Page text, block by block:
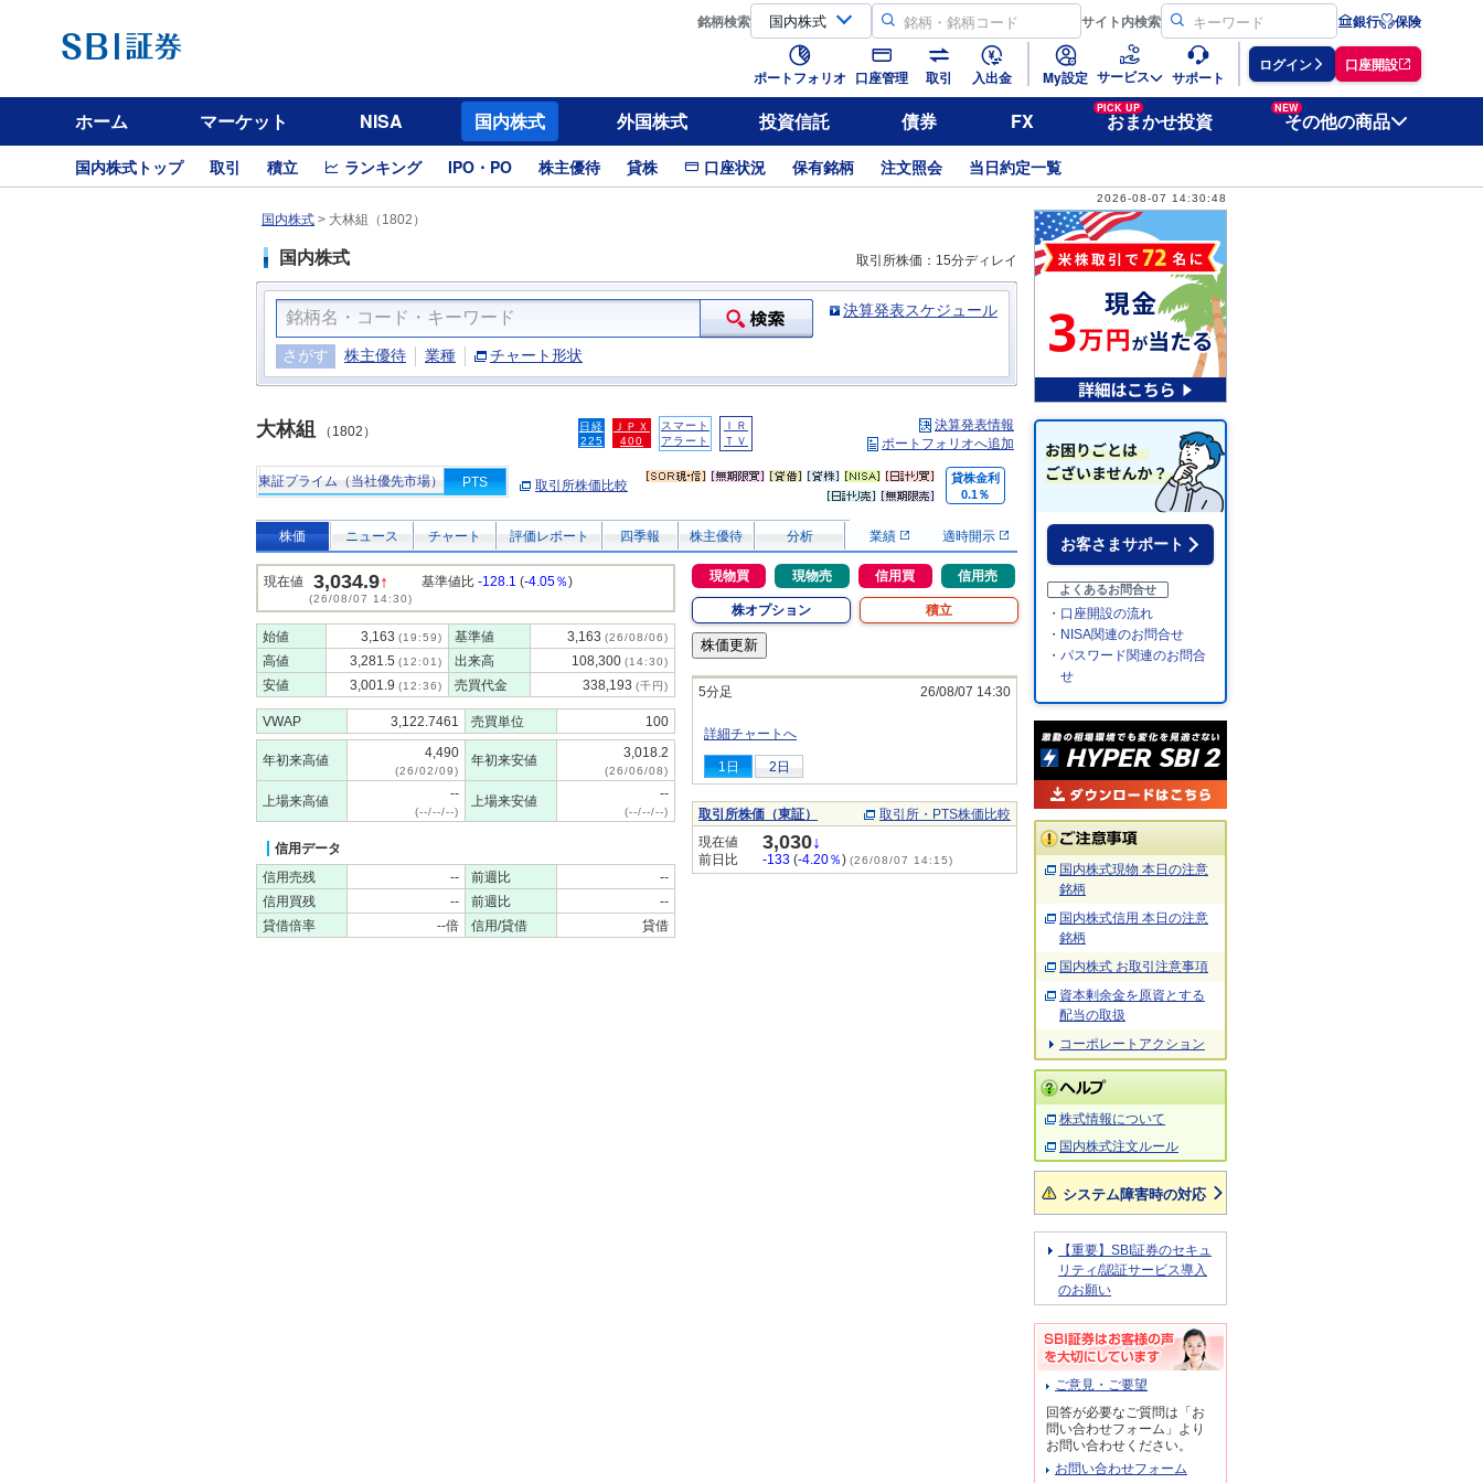
銘柄検索 サイト内検索 銀行 保険
ポートフォリオ 口座管理 取引 入出金 My設定 サービス サポート
ログイン 口座開設
ホーム マーケット NISA 国内株式 外国株式 投資信託 債券 FX
PICK UP
おまかせ投資
NEW
その他の商品
国内株式トップ 取引 積立 ランキング IPO・PO 株主優待 貸株 口座状況 保有銘柄 注文照会 当日約定一覧
2026-08-07 14:30:48
国内株式 > 大林組（1802）
国内株式 取引所株価：15分ディレイ
決算発表スケジュール
さがす 株主優待 業種 チャート形状
大林組 （1802）
日経
225
ＪＰＸ
400
スマート
アラート
ＩＲ
ＴＶ
決算発表情報
ポートフォリオへ追加
東証プライム（当社優先市場） PTS 取引所株価比較
貸株金利
0.1％
株価 ニュース チャート 評価レポート 四季報 株主優待 分析 業績 適時開示
現在値 3,034.9↑
(26/08/07 14:30)
基準値比 -128.1 (-4.05％)
始値 3,163 (19:59) 基準値 3,163 (26/08/06)
高値 3,281.5 (12:01) 出来高 108,300 (14:30)
安値 3,001.9 (12:36) 売買代金 338,193 (千円)
VWAP 3,122.7461 売買単位 100
年初来高値 4,490
(26/02/09)
年初来安値 3,018.2
(26/06/08)
上場来高値 --
(--/--/--)
上場来安値 --
(--/--/--)
信用データ
信用売残
-- 前週比
--
信用買残
-- 前週比
--
貸借倍率
--倍 信用/貸借 貸借
現物買 現物売 信用買 信用売
株オプション 積立
5分足 26/08/07 14:30
詳細チャートへ
1日 2日
取引所株価（東証）
取引所・PTS株価比較
現在値
3,030↓
前日比 -133 (-4.20％) (26/08/07 14:15)
お客さまサポート
よくあるお問合せ
・口座開設の流れ
・NISA関連のお問合せ
・パスワード関連のお問合
せ
国内株式現物 本日の注意
銘柄
国内株式信用 本日の注意
銘柄
国内株式 お取引注意事項
資本剰余金を原資とする
配当の取扱
コーポレートアクション
株式情報について
国内株式注文ルール
システム障害時の対応
【重要】SBI証券のセキュ
リティ/認証サービス導入
のお願い
ご意見・ご要望
回答が必要なご質問は「お
問い合わせフォーム」より
お問い合わせください。
お問い合わせフォーム